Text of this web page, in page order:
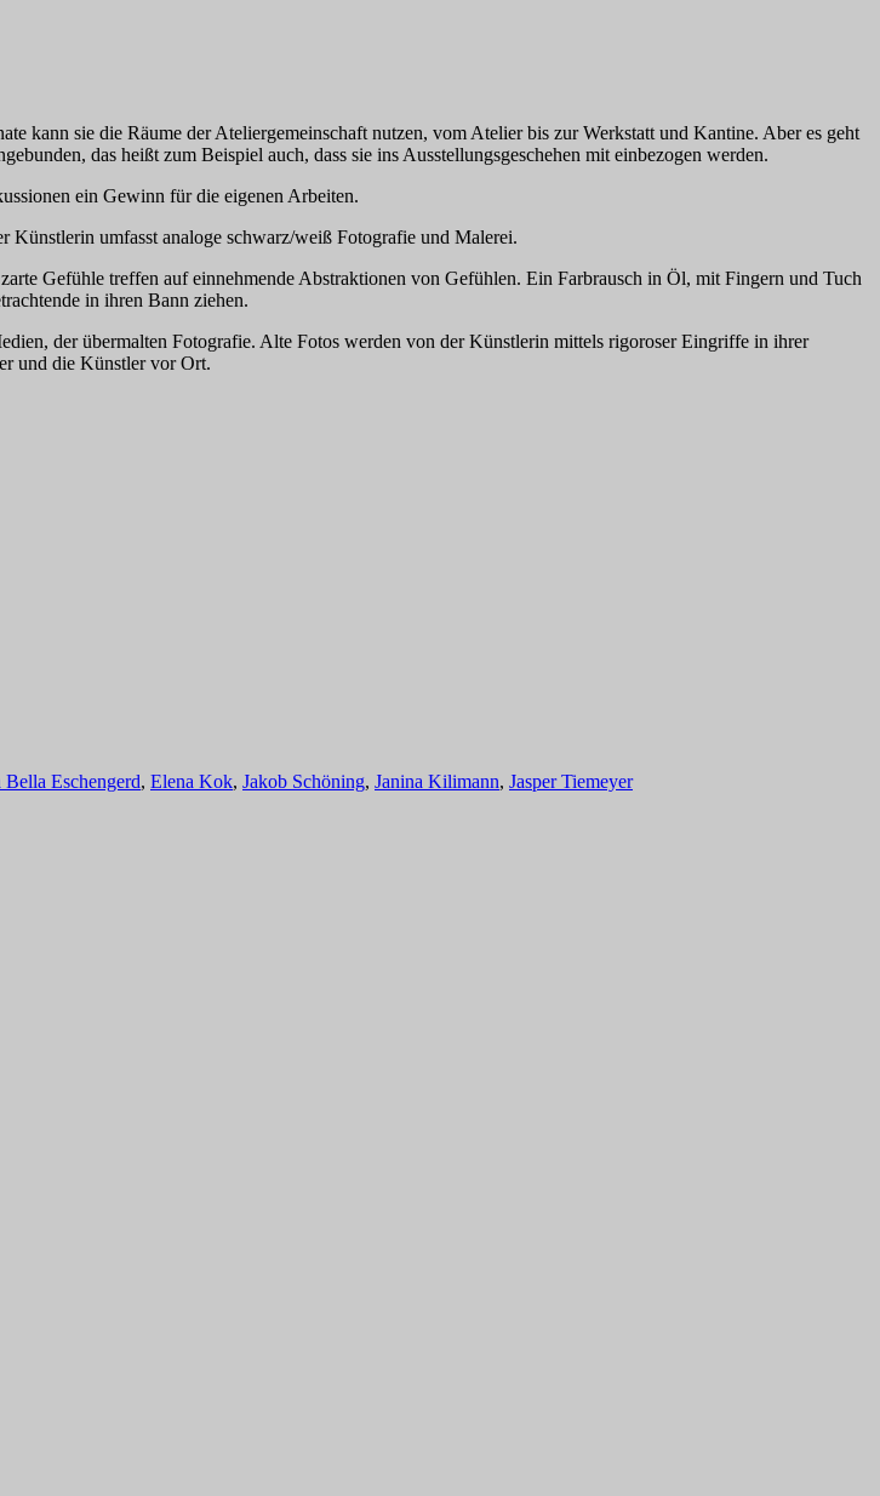
kann sie die Räume der Ateliergemeinschaft nutzen, vom Atelier bis zur Werkstatt und Kantine. Aber es geht
das heißt zum Beispiel auch, dass sie ins Ausstellungsgeschehen mit einbezogen werden.
ein Gewinn für die eigenen Arbeiten.
umfasst analoge schwarz/weiß Fotografie und Malerei.
Gefühle treffen auf einnehmende Abstraktionen von Gefühlen. Ein Farbrausch in Öl, mit Fingern und Tuch
in ihren Bann ziehen.
der übermalten Fotografie. Alte Fotos werden von der Künstlerin mittels rigoroser Eingriffe in ihrer
und die Künstler vor Ort.
Bella Eschengerd, Elena Kok, Jakob Schöning, Janina Kilimann, Jasper Tiemeyer